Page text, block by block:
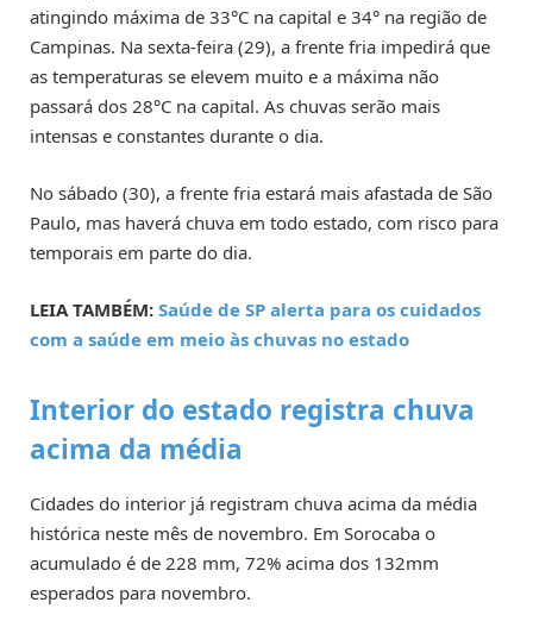
atingindo máxima de 33°C na capital e 34° na região de
Campinas. Na sexta-feira (29), a frente fria impedirá que
as temperaturas se elevem muito e a máxima não
passará dos 28°C na capital. As chuvas serão mais
intensas e constantes durante o dia.
No sábado (30), a frente fria estará mais afastada de São
Paulo, mas haverá chuva em todo estado, com risco para
temporais em parte do dia.
LEIA TAMBÉM: Saúde de SP alerta para os cuidados
com a saúde em meio às chuvas no estado
Interior do estado registra chuva
acima da média
Cidades do interior já registram chuva acima da média
histórica neste mês de novembro. Em Sorocaba o
acumulado é de 228 mm, 72% acima dos 132mm
esperados para novembro.